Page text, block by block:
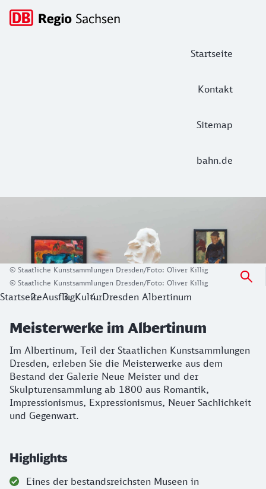
Startseite
Kontakt
Sitemap
bahn.de
Hauptnavigation
© Staatliche Kunstsammlungen Dresden/Foto: Oliver Killig
© Staatliche Kunstsammlungen Dresden/Foto: Oliver Killig
StartseiteAusflugKulturDresden Albertinum
Meisterwerke im Albertinum
Im Albertinum, Teil der Staatlichen Kunstsammlungen
Dresden, erleben Sie die Meisterwerke aus dem
Bestand der Galerie Neue Meister und der
Skulpturensammlung ab 1800 aus Romantik,
Impressionismus, Expressionismus, Neuer Sachlichkeit
und Gegenwart.
Highlights
Eines der bestandsreichsten Museen in